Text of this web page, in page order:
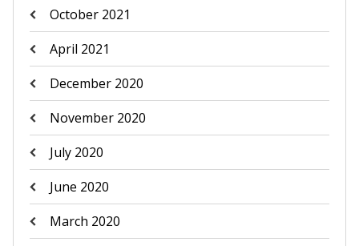
October 2021
April 2021
December 2020
November 2020
July 2020
June 2020
March 2020